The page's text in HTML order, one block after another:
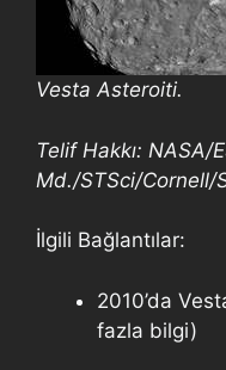
Vesta Asteroiti.
Telif Hakkı: NASA/
Md./STSci/Cornell/
İlgili Bağlantılar:
2010’da
fazla bilgi)